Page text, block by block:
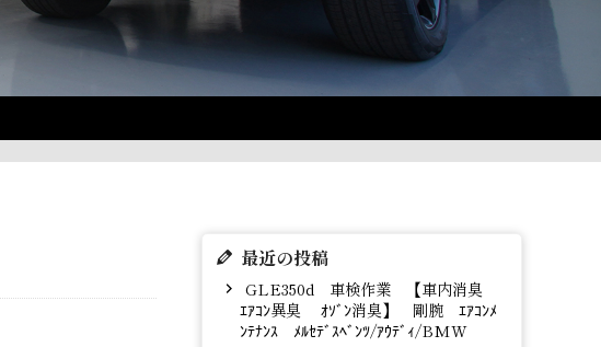
最近の投稿
GLE350d 車検作業 【車内消臭
ｴｱｺﾝ異臭 ｵｿﾞﾝ消臭】 剛腕 ｴｱｺﾝﾒ
ﾝﾃﾅﾝｽ ﾒﾙｾﾃﾞｽﾍﾞﾝﾂ/ｱｳﾃﾞｨ/BMW